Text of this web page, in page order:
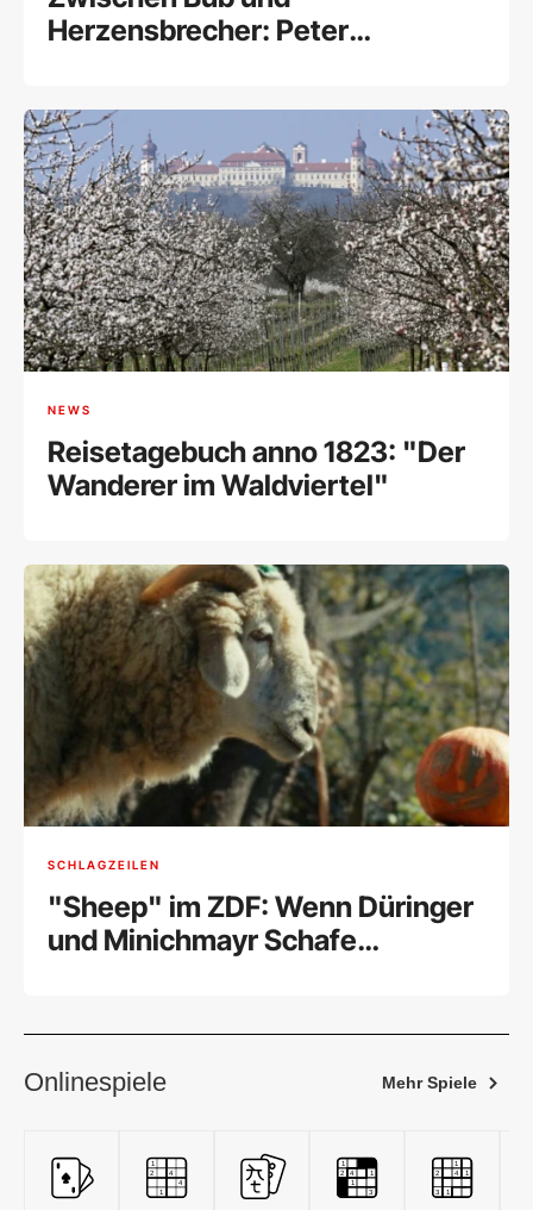
Herzensbrecher: Peter
NEWS
Reisetagebuch anno 1823: "Der
Wanderer im Waldviertel"
SCHLAGZEILEN
"Sheep" im ZDF: Wenn Düringer
und Minichmayr Schafe
Onlinespiele Mehr Spiele